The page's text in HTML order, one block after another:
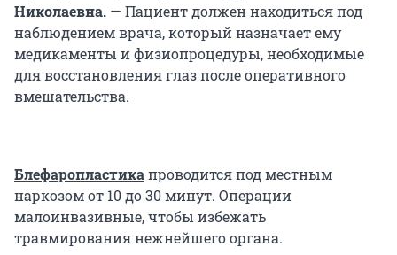
Николаевна. — Пациент должен находиться под
наблюдением врача, который назначает ему
медикаменты и физиопроцедуры, необходимые
для восстановления глаз после оперативного
вмешательства.
Блефаропластикапроводится под местным
наркозом от 10 до 30 минут. Операции
малоинвазивные, чтобы избежать
травмирования нежнейшего органа.